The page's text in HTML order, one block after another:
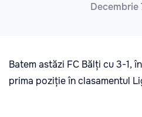
Decembrie
Batem astăzi FC Bălți cu 3-1,
prima poziție în clasamentul